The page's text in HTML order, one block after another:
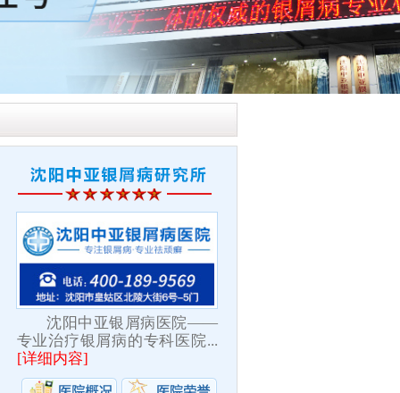
沈阳中亚银屑病医院——
专业治疗银屑病的专科医院...
[详细内容]